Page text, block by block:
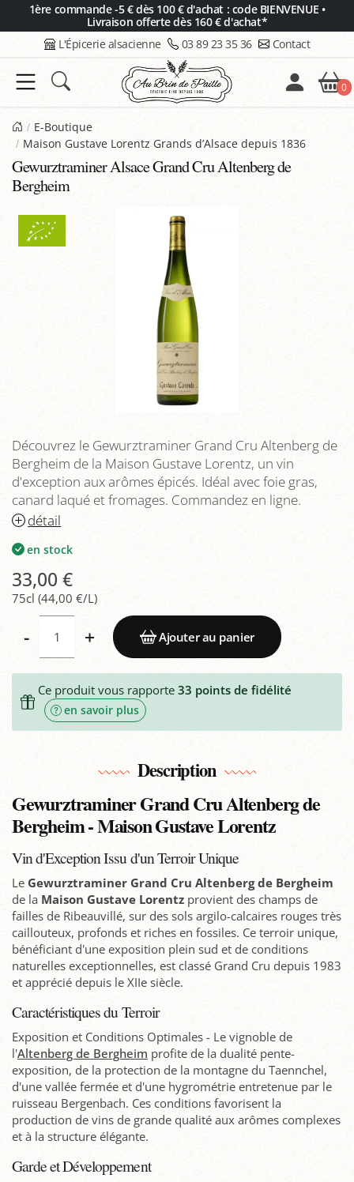
1ère commande -5 € dès 100 € d'achat : code BIENVENUE •
Livraison offerte dès 160 € d'achat*
L'Épicerie alsacienne 03 89 23 35 36 Contact
0
E-Boutique
Maison Gustave Lorentz Grands d’Alsace depuis 1836
Gewurztraminer Alsace Grand Cru Altenberg de
Bergheim
Découvrez le Gewurztraminer Grand Cru Altenberg de
Bergheim de la Maison Gustave Lorentz, un vin
d'exception aux arômes épicés. Idéal avec foie gras,
canard laqué et fromages. Commandez en ligne.
détail
en stock
33,00 €
75cl (44,00 €/L)
- + Ajouter au panier
Ce produit vous rapporte33 points de fidélité
en savoir plus
Description
Gewurztraminer Grand Cru Altenberg de
Bergheim - Maison Gustave Lorentz
Vin d'Exception Issu d'un Terroir Unique
Le Gewurztraminer Grand Cru Altenberg de Bergheim
de la Maison Gustave Lorentz provient des champs de
failles de Ribeauvillé, sur des sols argilo-calcaires rouges très
caillouteux, profonds et riches en fossiles. Ce terroir unique,
bénéficiant d'une exposition plein sud et de conditions
naturelles exceptionnelles, est classé Grand Cru depuis 1983
et apprécié depuis le XIIe siècle.
Caractéristiques du Terroir
Exposition et Conditions Optimales - Le vignoble de
l'Altenberg de Bergheim profite de la dualité pente-
exposition, de la protection de la montagne du Taennchel,
d'une vallée fermée et d'une hygrométrie entretenue par le
ruisseau Bergenbach. Ces conditions favorisent la
production de vins de grande qualité aux arômes complexes
et à la structure élégante.
Garde et Développement
Panneau de gestion des cookies